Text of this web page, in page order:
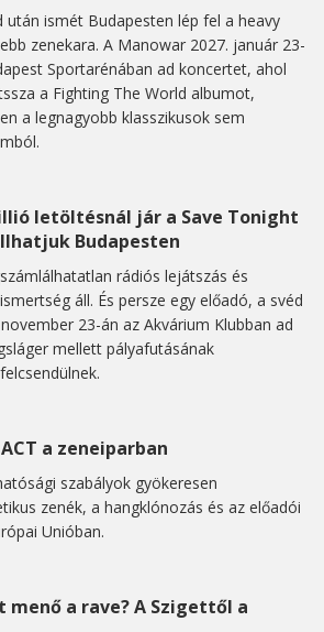
után ismét Budapesten lép fel a heavy
zenekara. A Manowar 2027. január 23-
Sportarénában ad koncertet, ahol
a Fighting The World albumot,
a legnagyobb klasszikusok sem
letöltésnál jár a Save Tonight
Budapesten
rádiós lejátszás és
áll. És persze egy előadó, a svéd
23-án az Akvárium Klubban ad
mellett pályafutásának
a zeneiparban
szabályok gyökeresen
zenék, a hangklónozás és az előadói
Unióban.
a rave? A Szigettől a